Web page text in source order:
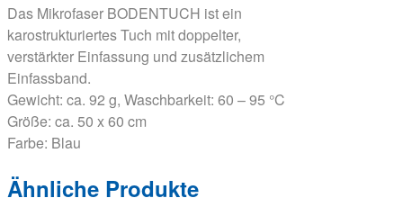
Das Mikrofaser BODENTUCH ist ein
karostrukturiertes Tuch mit doppelter,
verstärkter Einfassung und zusätzlichem
Einfassband.
Gewicht: ca. 92 g, Waschbarkeit: 60 – 95 °C
Größe: ca. 50 x 60 cm
Farbe: Blau
Ähnliche Produkte